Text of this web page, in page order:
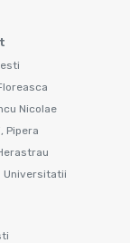
Nicolae
Pipera
Universitatii